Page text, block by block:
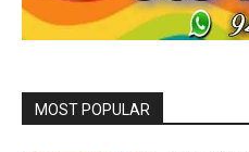
MOST POPULAR